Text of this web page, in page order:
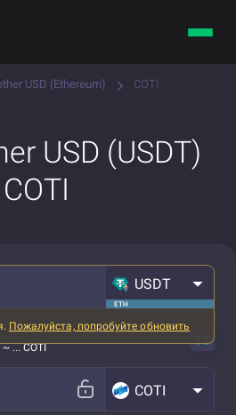
USD (Ethereum) COTI
USD (USDT)
ETH
USDT
Пожалуйста, попробуйте обновить
~ ... COTI
COTI